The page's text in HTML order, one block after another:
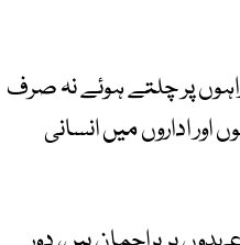
راہوں پر چلتے ہوئے نہ صرف
اداروں میں انسانی